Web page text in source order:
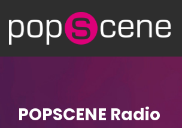
POPSCENE Radio